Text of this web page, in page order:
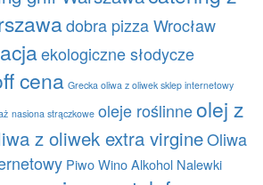
dobra pizza Wrocław
ekologiczne słodycze
cena Grecka oliwa z oliwek sklep internetowy
nasiona strączkowe oleje roślinneolej z
z oliwek extra virgineOliwa
Piwo Wino Alkohol Nalewki